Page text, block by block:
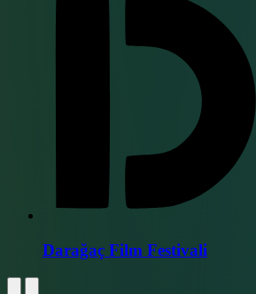
Darağaç Film Festivali